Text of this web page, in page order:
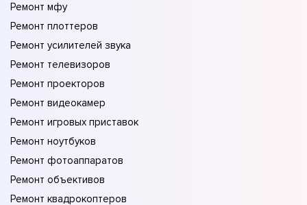
Ремонт мфу
Ремонт плоттеров
Ремонт усилителей звука
Ремонт телевизоров
Ремонт проекторов
Ремонт видеокамер
Ремонт игровых приставок
Ремонт ноутбуков
Ремонт фотоаппаратов
Ремонт объективов
Ремонт квадрокоптеров